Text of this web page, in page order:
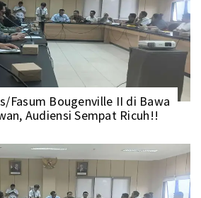
Fasum Bougenville II di Bawa
Audiensi Sempat Ricuh!!